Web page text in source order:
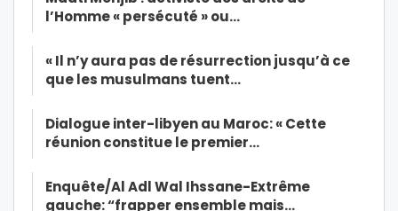
l’Homme « persécuté » ou…
« Il n’y aura pas de résurrection jusqu’à ce
que les musulmans tuent…
Dialogue inter-libyen au Maroc: « Cette
réunion constitue le premier…
Enquête/Al Adl Wal Ihssane-Extrême
gauche: “frapper ensemble mais…